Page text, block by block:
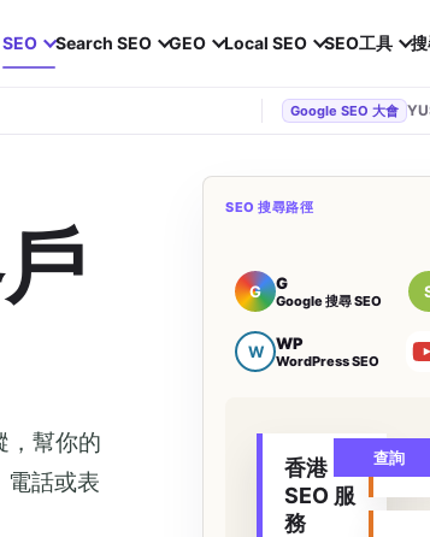
SEO Search SEO GEO Local SEO SEO工具
Google SEO 大會
，幫你的
話或表
SEO 搜尋路徑
G G
Google 搜尋 SEO
W WP
WordPress SEO
香港
SEO 服
務
查詢